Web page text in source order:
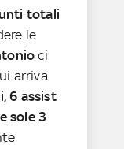
totali
le
ci
arriva
6 assist
sole 3